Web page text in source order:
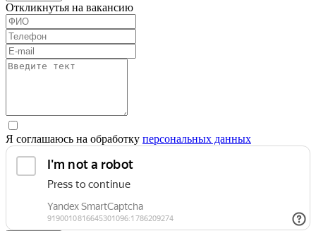
Откликнутья на вакансию
Я соглашаюсь на обработку персональных данных